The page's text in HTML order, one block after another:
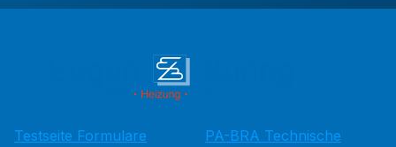
Testseite Formulare
PA-BRA Technische